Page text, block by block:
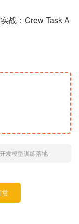
战：Crew Task A
发模型训练落地
赏